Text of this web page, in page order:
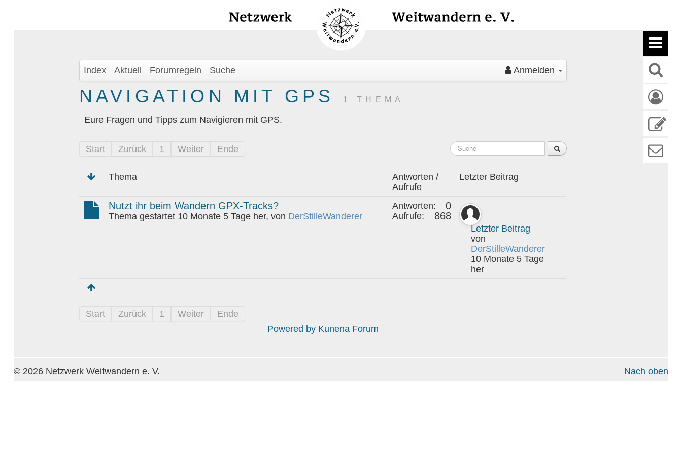
Index Aktuell Forumregeln Suche Anmelden
NAVIGATION MIT GPS 1 THEMA
Eure Fragen und Tipps zum Navigieren mit GPS.
Start Zurück 1 Weiter Ende
Thema
Antworten /
Aufrufe
Letzter Beitrag
Nutzt ihr beim Wandern GPX-Tracks?
Thema gestartet 10 Monate 5 Tage her, von DerStilleWanderer
Antworten: 0
Aufrufe: 868
Letzter Beitrag
von
DerStilleWanderer
10 Monate 5 Tage
her
Start Zurück 1 Weiter
Ende
Powered by Kunena Forum
Nach oben
© 2026 Netzwerk Weitwandern e. V.